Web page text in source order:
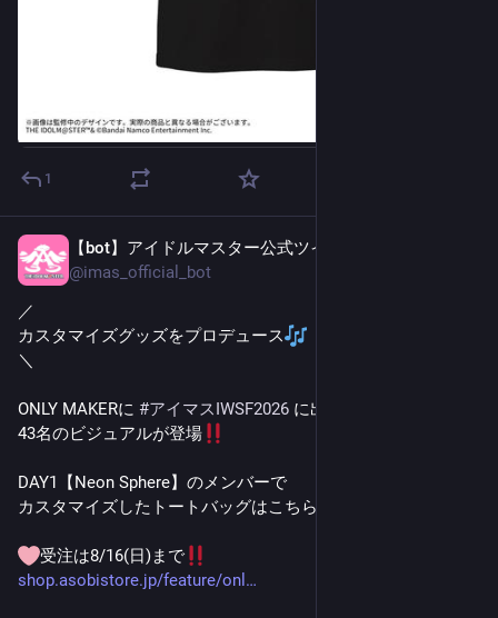
1
【bot】アイドルマスター公式ツイッター
@imas_official_bot
／
カスタマイズグッズをプロデュース
＼
ONLY MAKERに #アイマスIWSF2026 に出演した
43名のビジュアルが登場
DAY1【Neon Sphere】のメンバーで
カスタマイズしたトートバッグはこちら
受注は8/16(日)まで
shop.asobistore.jp/feature/onl